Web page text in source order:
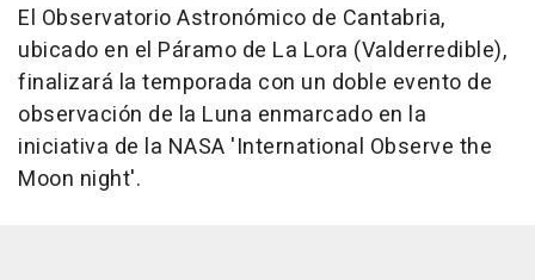
El Observatorio Astronómico de Cantabria,
ubicado en el Páramo de La Lora (Valderredible),
finalizará la temporada con un doble evento de
observación de la Luna enmarcado en la
iniciativa de la NASA 'International Observe the
Moon night'.